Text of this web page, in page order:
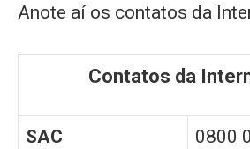
Anote aí os contatos da
Contatos da
SAC
0800